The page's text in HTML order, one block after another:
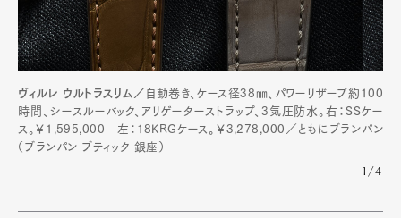
ヴィルレ ウルトラスリム／ 自動巻き、ケース径38㎜、パワーリザーブ約100
時間、シースルーバック、アリゲーターストラップ、3気圧防水。右：SSケー
ス。￥1,595,000 左：18KRGケース。￥3,278,000／ともにブランパン
（ブランパン ブティック 銀座）
1/4